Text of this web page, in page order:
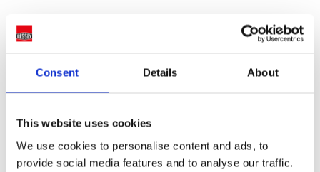
Consent Details About
This website uses cookies
We use cookies to personalise content and ads, to
provide social media features and to analyse our traffic.